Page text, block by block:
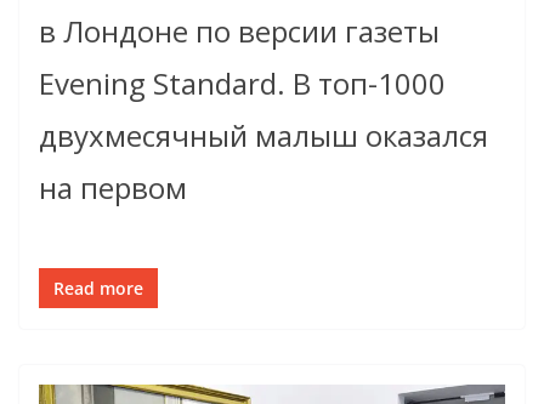
в Лондоне по версии газеты
Evening Standard. В топ-1000
двухмесячный малыш оказался
на первом
Read more